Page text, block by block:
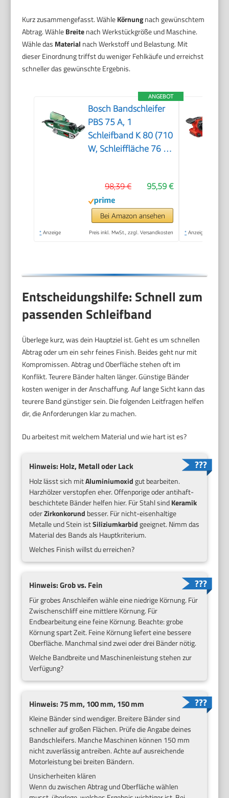
Kurz zusammengefasst. WähleKörnungnach gewünschtem
Abtrag. WähleBreitenach Werkstückgröße und Maschine.
Wähle das Material nach Werkstoff und Belastung. Mit
dieser Einordnung triffst du weniger Fehlkäufe und erreichst
schneller das gewünschte Ergebnis.
ANGEBOT
Bosch Bandschleifer
PBS 75 A, 1
Schleifband K 80 (710
W, Schleiffläche 76 x
533 mm)
95,59 €
98,39 €
Bei Amazon ansehen
* Anzeige Preis inkl. MwSt., zzgl. Versandkosten * Anzeige
Entscheidungshilfe: Schnell zum
passenden Schleifband
Überlege kurz, was dein Hauptziel ist. Geht es um schnellen
Abtrag oder um ein sehr feines Finish. Beides geht nur mit
Kompromissen. Abtrag und Oberfläche stehen oft im
Konflikt. Teurere Bänder halten länger. Günstige Bänder
kosten weniger in der Anschaffung. Auf lange Sicht kann das
teurere Band günstiger sein. Die folgenden Leitfragen helfen
dir, die Anforderungen klar zu machen.
Du arbeitest mit welchem Material und wie hart ist es?
Hinweis: Holz, Metall oder Lack
Holz lässt sich mitAluminiumoxidgut bearbeiten.
Harzhölzer verstopfen eher. Offenporige oder antihaft-
beschichtete Bänder helfen hier. Für Stahl sindKeramik
oderZirkonkorund besser. Für nicht-eisenhaltige
Metalle und Stein istSiliziumkarbidgeeignet. Nimm das
Material des Bands als Hauptkriterium.
Welches Finish willst du erreichen?
Hinweis: Grob vs. Fein
Für grobes Anschleifen wähle eine niedrige Körnung. Für
Zwischenschliff eine mittlere Körnung. Für
Endbearbeitung eine feine Körnung. Beachte: grobe
Körnung spart Zeit. Feine Körnung liefert eine bessere
Oberfläche. Manchmal sind zwei oder drei Bänder nötig.
Welche Bandbreite und Maschinenleistung stehen zur
Verfügung?
Hinweis: 75 mm, 100 mm, 150 mm
Kleine Bänder sind wendiger. Breitere Bänder sind
schneller auf großen Flächen. Prüfe die Angabe deines
Bandschleifers. Manche Maschinen können 150 mm
nicht zuverlässig antreiben. Achte auf ausreichende
Motorleistung bei breiten Bändern.
Unsicherheiten klären
Wenn du zwischen Abtrag und Oberfläche wählen